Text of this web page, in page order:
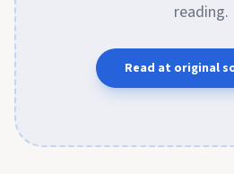
reading.
Read at original